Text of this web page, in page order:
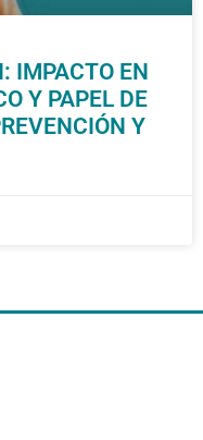
IMPACTO EN
Y PAPEL DE
Y